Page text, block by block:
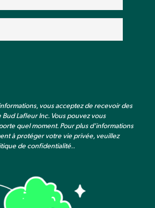
vous acceptez de recevoir des
Lafleur Inc. Vous pouvez vous
quel moment. Pour plus d’informations
à protéger votre vie privée, veuillez
de confidentialité..